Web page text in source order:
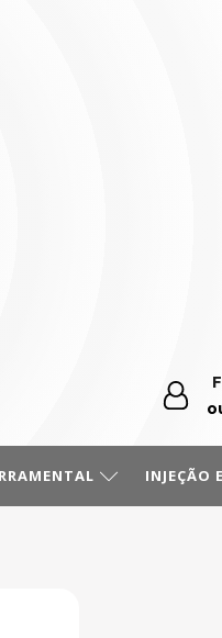
INJEÇÃO